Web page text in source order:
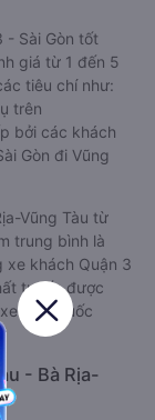
- Sài Gòn tốt
giá từ 1 đến 5
tiêu chí như:
trên
bởi các khách
Gòn đi Vũng
Vũng Tàu từ
trung bình là
xe khách Quận 3
tuyến được
Anh Quốc
- Bà Rịa-